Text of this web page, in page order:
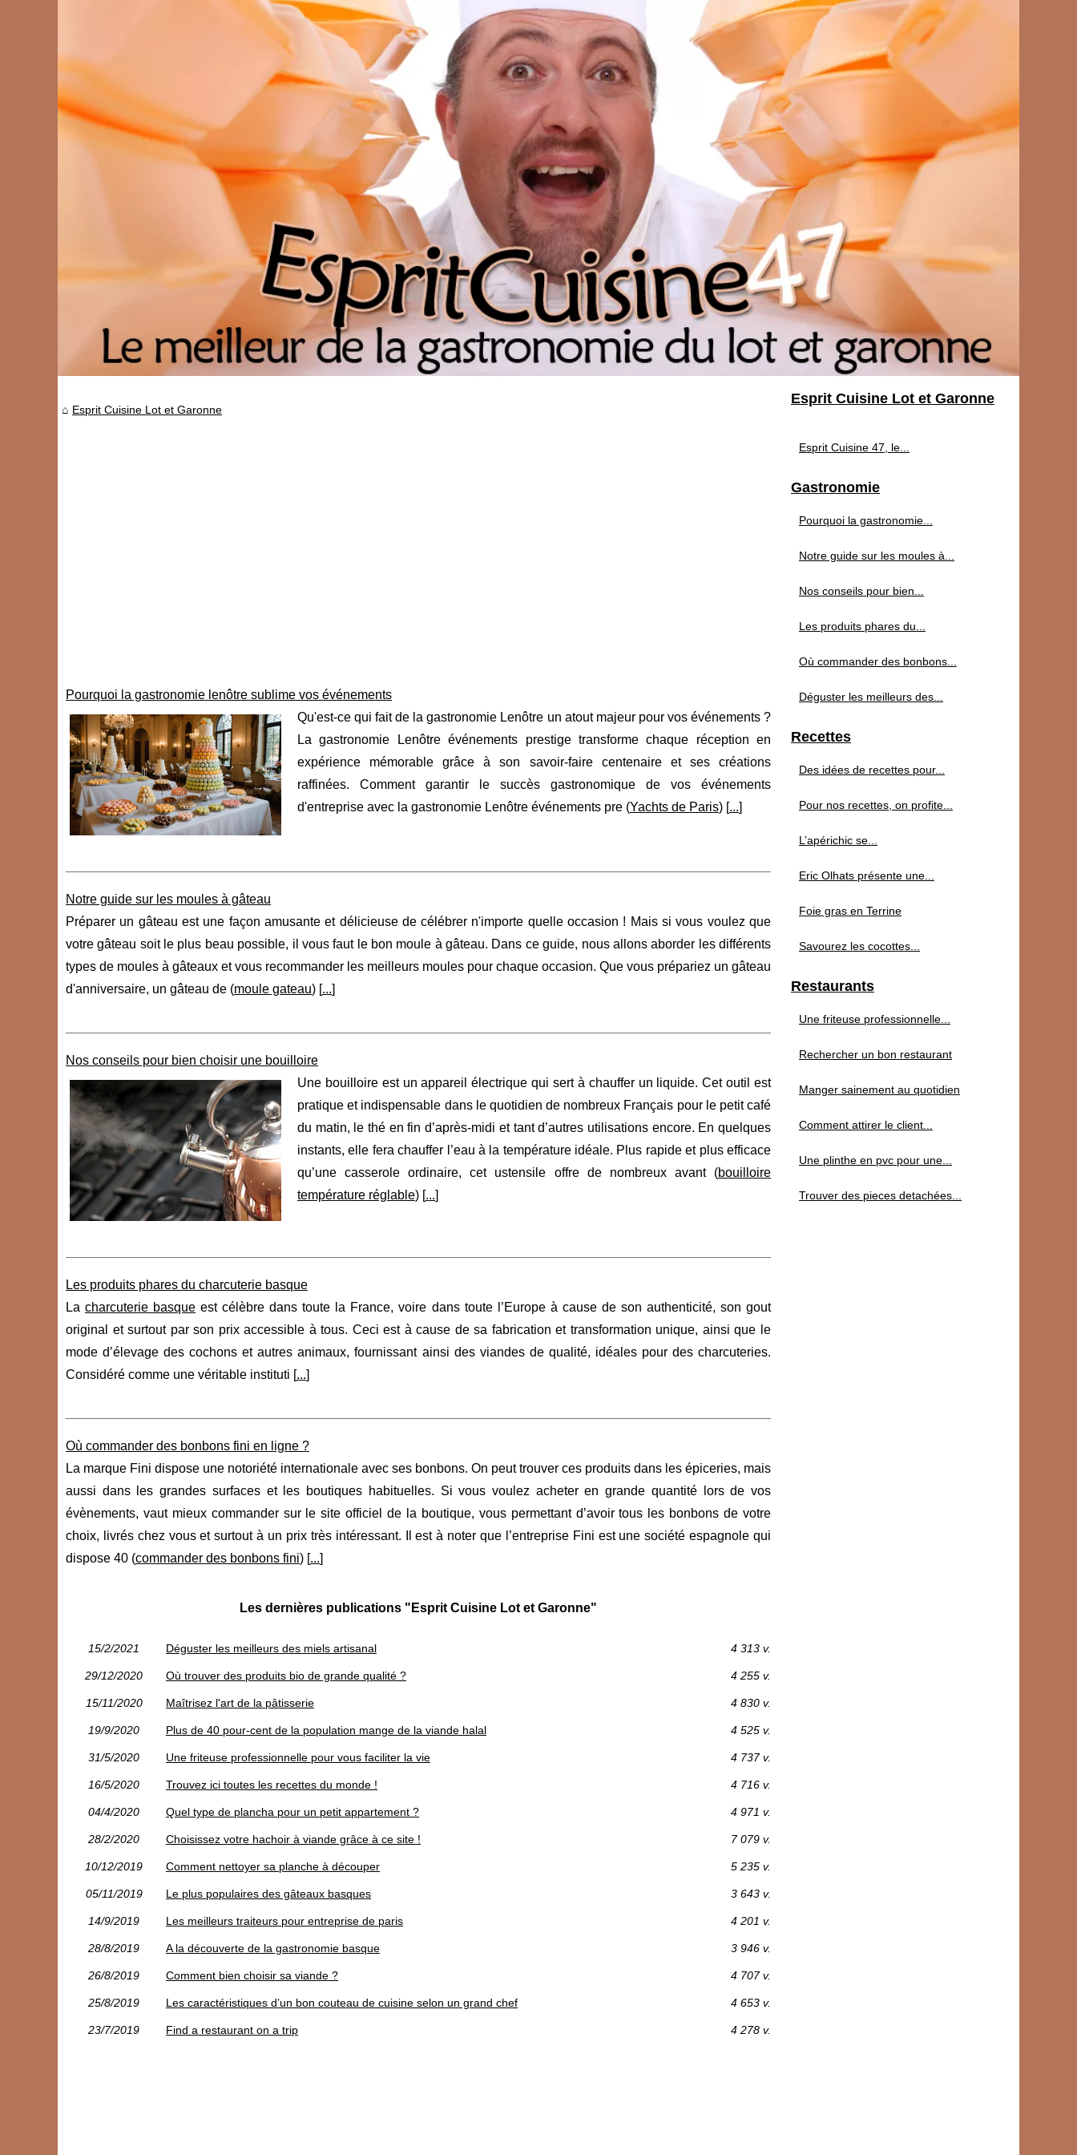
Esprit Cuisine Lot et Garonne
Pourquoi la gastronomie lenôtre sublime vos événements
Qu'est-ce qui fait de la gastronomie Lenôtre un atout majeur pour vos événements ?
La gastronomie Lenôtre événements prestige transforme chaque réception en
expérience mémorable grâce à son savoir-faire centenaire et ses créations
raffinées. Comment garantir le succès gastronomique de vos événements
d'entreprise avec la gastronomie Lenôtre événements pre (Yachts de Paris) [...]
Notre guide sur les moules à gâteau
Préparer un gâteau est une façon amusante et délicieuse de célébrer n'importe quelle occasion ! Mais si vous voulez que
votre gâteau soit le plus beau possible, il vous faut le bon moule à gâteau. Dans ce guide, nous allons aborder les différents
types de moules à gâteaux et vous recommander les meilleurs moules pour chaque occasion. Que vous prépariez un gâteau
d'anniversaire, un gâteau de (moule gateau) [...]
Nos conseils pour bien choisir une bouilloire
Une bouilloire est un appareil électrique qui sert à chauffer un liquide. Cet outil est
pratique et indispensable dans le quotidien de nombreux Français pour le petit café
du matin, le thé en fin d’après-midi et tant d’autres utilisations encore. En quelques
instants, elle fera chauffer l’eau à la température idéale. Plus rapide et plus efficace
qu’une casserole ordinaire, cet ustensile offre de nombreux avant (bouilloire
température réglable) [...]
Les produits phares du charcuterie basque
Lacharcuterie basque est célèbre dans toute la France, voire dans toute l’Europe à cause de son authenticité, son gout
original et surtout par son prix accessible à tous. Ceci est à cause de sa fabrication et transformation unique, ainsi que le
mode d’élevage des cochons et autres animaux, fournissant ainsi des viandes de qualité, idéales pour des charcuteries.
Considéré comme une véritable instituti [...]
Où commander des bonbons fini en ligne ?
La marque Fini dispose une notoriété internationale avec ses bonbons. On peut trouver ces produits dans les épiceries, mais
aussi dans les grandes surfaces et les boutiques habituelles. Si vous voulez acheter en grande quantité lors de vos
évènements, vaut mieux commander sur le site officiel de la boutique, vous permettant d’avoir tous les bonbons de votre
choix, livrés chez vous et surtout à un prix très intéressant. Il est à noter que l’entreprise Fini est une société espagnole qui
dispose 40 (commander des bonbons fini) [...]
Les dernières publications "Esprit Cuisine Lot et Garonne"
15/2/2021 Déguster les meilleurs des miels artisanal 4 313 v.
29/12/2020 Où trouver des produits bio de grande qualité ? 4 255 v.
15/11/2020 Maîtrisez l'art de la pâtisserie 4 830 v.
19/9/2020 Plus de 40 pour-cent de la population mange de la viande halal 4 525 v.
31/5/2020 Une friteuse professionnelle pour vous faciliter la vie 4 737 v.
16/5/2020 Trouvez ici toutes les recettes du monde ! 4 716 v.
04/4/2020 Quel type de plancha pour un petit appartement ? 4 971 v.
28/2/2020 Choisissez votre hachoir à viande grâce à ce site ! 7 079 v.
10/12/2019 Comment nettoyer sa planche à découper 5 235 v.
05/11/2019 Le plus populaires des gâteaux basques 3 643 v.
14/9/2019 Les meilleurs traiteurs pour entreprise de paris 4 201 v.
28/8/2019 A la découverte de la gastronomie basque 3 946 v.
26/8/2019 Comment bien choisir sa viande ? 4 707 v.
25/8/2019 Les caractéristiques d’un bon couteau de cuisine selon un grand chef 4 653 v.
23/7/2019 Find a restaurant on a trip 4 278 v.
Esprit Cuisine Lot et Garonne
Esprit Cuisine 47, le...
Gastronomie
Pourquoi la gastronomie...
Notre guide sur les moules à...
Nos conseils pour bien...
Les produits phares du...
Où commander des bonbons...
Déguster les meilleurs des...
Recettes
Des idées de recettes pour...
Pour nos recettes, on profite...
L’apérichic se...
Eric Olhats présente une...
Foie gras en Terrine
Savourez les cocottes...
Restaurants
Une friteuse professionnelle...
Rechercher un bon restaurant
Manger sainement au quotidien
Comment attirer le client...
Une plinthe en pvc pour une...
Trouver des pieces detachées...